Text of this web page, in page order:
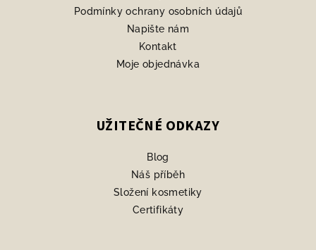
Podmínky ochrany osobních údajů
Napište nám
Kontakt
Moje objednávka
UŽITEČNÉ ODKAZY
Blog
Náš příběh
Složení kosmetiky
Certifikáty